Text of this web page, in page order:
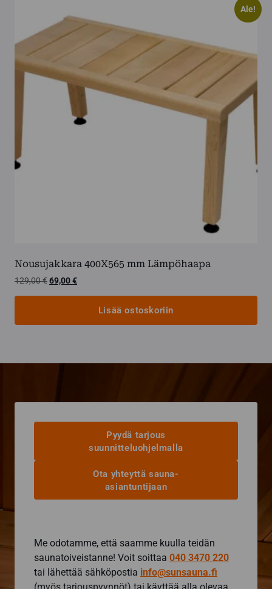
Ale!
Nousujakkara 400X565 mm Lämpöhaapa
129,00€Alkuperäinen
69,00€Nykyinen
69,00 €.
Lisää ostoskoriin
Pyydä tarjous
suunnitteluohjelmalla
Ota yhteyttä sauna-
asiantuntijaan
Me odotamme, että saamme kuulla teidän
saunatoiveistanne! Voit soittaa 040 3470 220
tai lähettää sähköpostia info@sunsauna.fi